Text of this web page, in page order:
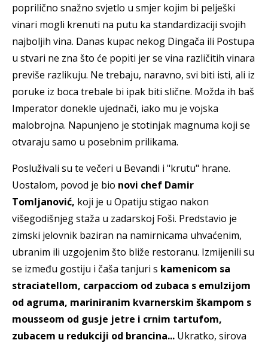
poprilično snažno svjetlo u smjer kojim bi pelješki
vinari mogli krenuti na putu ka standardizaciji svojih
najboljih vina. Danas kupac nekog Dingača ili Postupa
u stvari ne zna što će popiti jer se vina različitih vinara
previše razlikuju. Ne trebaju, naravno, svi biti isti, ali iz
poruke iz boca trebale bi ipak biti slične. Možda ih baš
Imperator donekle ujednači, iako mu je vojska
malobrojna. Napunjeno je stotinjak magnuma koji se
otvaraju samo u posebnim prilikama.
Posluživali su te večeri u Bevandi i "krutu" hrane.
Uostalom, povod je bio novi chef Damir
Tomljanović, koji je u Opatiju stigao nakon
višegodišnjeg staža u zadarskoj Foši. Predstavio je
zimski jelovnik baziran na namirnicama uhvaćenim,
ubranim ili uzgojenim što bliže restoranu. Izmijenili su
se između gostiju i čaša tanjuri s kamenicom sa
straciatellom, carpacciom od zubaca s emulzijom
od agruma, mariniranim kvarnerskim škampom s
mousseom od gusje jetre i crnim tartufom,
zubacem u redukciji od brancina... Ukratko, sirova